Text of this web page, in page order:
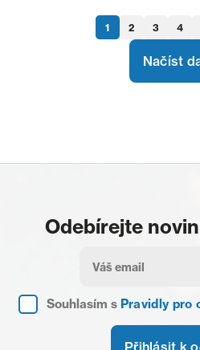
Načíst
1 2 3 4
Odebírejte
Souhlasím s Pravidly pro
Přihlásit k